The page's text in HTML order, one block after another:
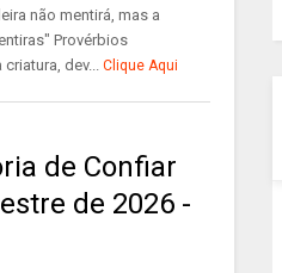
não mentirá, mas a
Provérbios
criatura, dev... Clique Aqui
de Confiar
de 2026 -